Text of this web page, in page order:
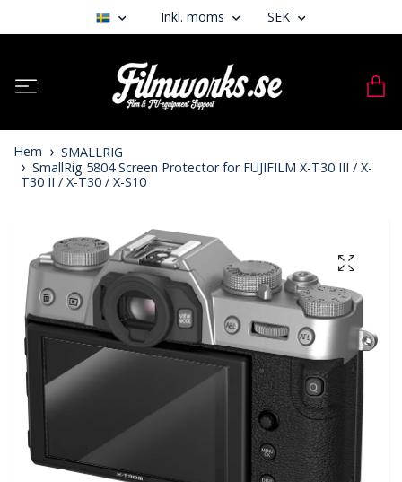
Inkl. moms SEK
Hem
SMALLRIG
SmallRig 5804 Screen Protector for FUJIFILM X-T30 III / X-
T30 II / X-T30 / X-S10